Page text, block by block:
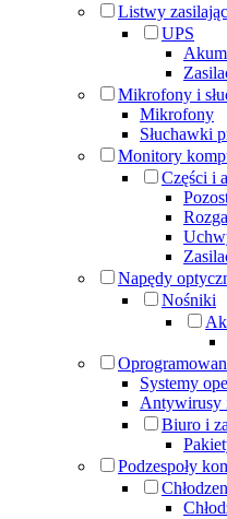
Listwy
UPS
Mikrofony i
Mikrofony
Słuchawki
Monitory
Części i
Napędy
Nośniki
Systemy
Antywirusy
Biuro i
Podzespoły